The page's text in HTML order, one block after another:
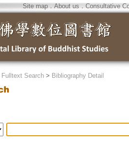
Site map．About us ． Consultative
Fulltext Search > Bibliography Detail